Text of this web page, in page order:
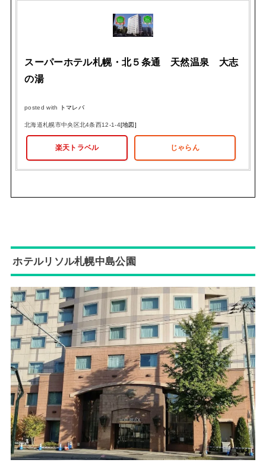
スーパーホテル札幌・北５条通 天然温泉 大志
の湯
posted with トマレバ
北海道札幌市中央区北4条西12-1-4[地図]
楽天トラベル じゃらん
ホテルリソル札幌中島公園